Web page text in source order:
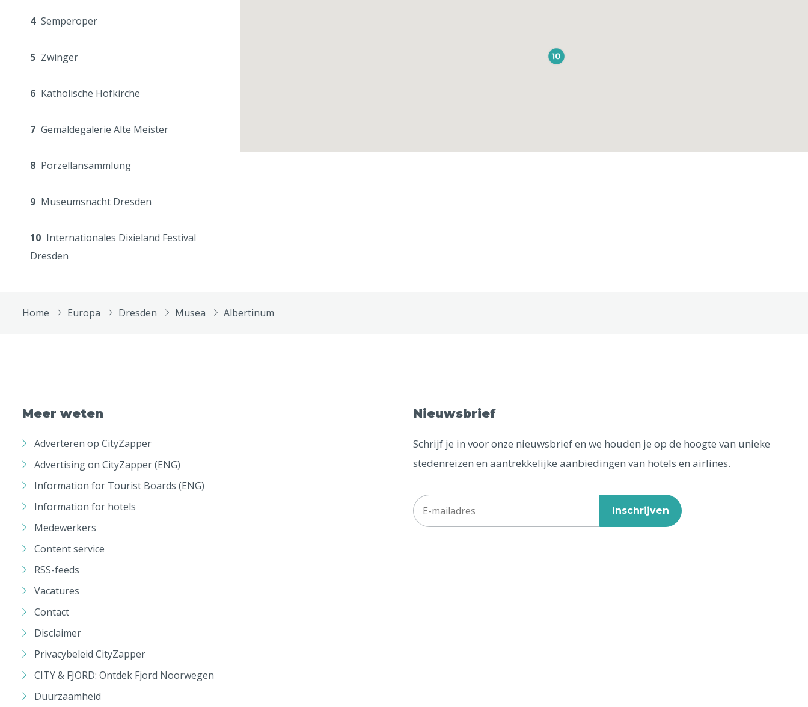
4 Semperoper
5 Zwinger
6 Katholische Hofkirche
7 Gemäldegalerie Alte Meister
8 Porzellansammlung
9 Museumsnacht Dresden
10 Internationales Dixieland Festival
Dresden
Home Europa Dresden Musea Albertinum
Meer weten
Adverteren op CityZapper
Advertising on CityZapper (ENG)
Information for Tourist Boards (ENG)
Information for hotels
Medewerkers
Content service
RSS-feeds
Vacatures
Contact
Disclaimer
Privacybeleid CityZapper
CITY & FJORD: Ontdek Fjord Noorwegen
Duurzaamheid
Nieuwsbrief
Schrijf je in voor onze nieuwsbrief en we houden je op de hoogte van unieke
stedenreizen en aantrekkelijke aanbiedingen van hotels en airlines.
Inschrijven